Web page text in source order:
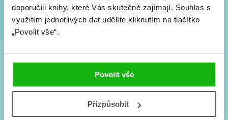
doporučili knihy, které Vás skutečně zajímají. Souhlas s
využitím jednotlivých dat udělíte kliknutím na tlačítko
„Povolit vše“.
Povolit vše
Přizpůsobit
Souhlasím spodmínkami zpracování osobních údajů
Tvá e-mailová adresa je u nás v bezpečí. Přečti si